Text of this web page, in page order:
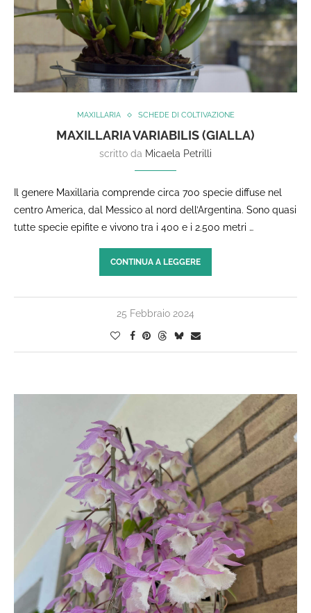
MAXILLARIA SCHEDE DI COLTIVAZIONE
MAXILLARIA VARIABILIS (GIALLA)
scritto da Micaela Petrilli
Il genere Maxillaria comprende circa 700 specie diffuse nel
centro America, dal Messico al nord dell’Argentina. Sono quasi
tutte specie epifite e vivono tra i 400 e i 2.500 metri …
CONTINUA A LEGGERE
25 Febbraio 2024